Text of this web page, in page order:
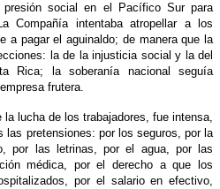
social en el Pacífico Sur para
Compañía intentaba atropellar a los
a pagar el aguinaldo; de manera que la
la de la injusticia social y la del
Rica; la soberanía nacional seguía
frutera.
lucha de los trabajadores, fue intensa,
las pretensiones: por los seguros, por la
por las letrinas, por el agua, por las
médica, por el derecho a que los
por el salario en efectivo,